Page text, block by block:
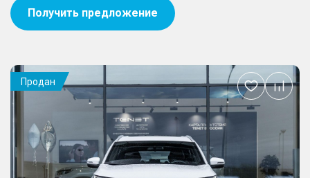
Получить предложение
Продан
Добавить
в
избранное